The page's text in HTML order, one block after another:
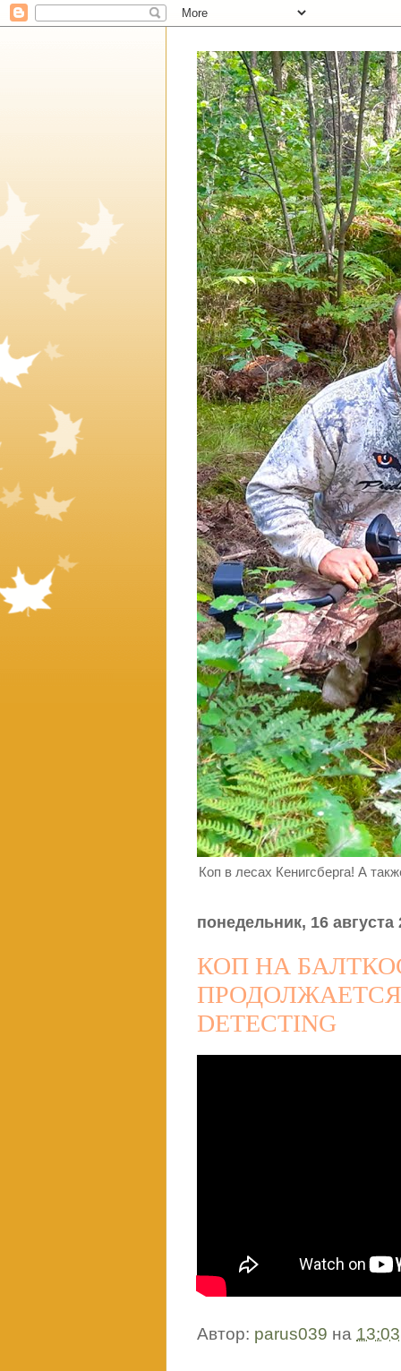
Коп в лесах Кенигсберга! А
понедельник, 16 августа
КОП НА
DETECTING
Автор: parus039 на 13:03